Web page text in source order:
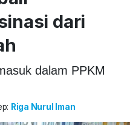
dari
dalam PPKM
Riga Nurul Iman